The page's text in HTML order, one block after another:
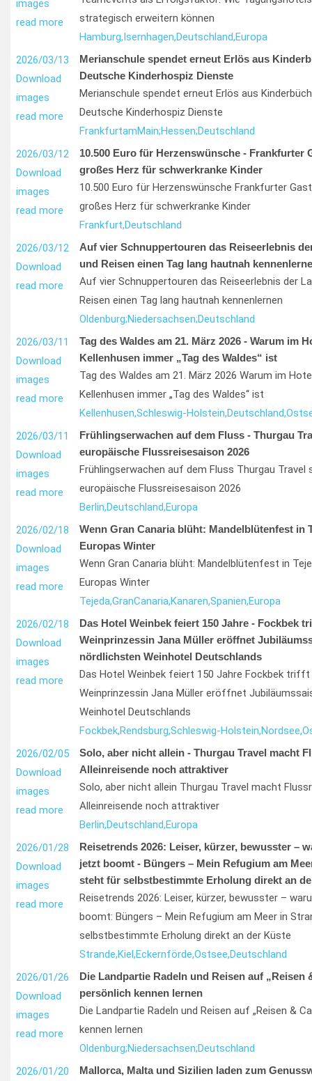
images
read more
strategisch erweitern können
Hamburg,Isernhagen,Deutschland,Europa
2026/03/13
Download
images
read more
Merianschule spendet erneut Erlös aus
Deutsche Kinderhospiz Dienste
Merianschule spendet erneut Erlös aus
Deutsche Kinderhospiz Dienste
FrankfurtamMain;Hessen;Deutschland
2026/03/12
Download
images
read more
10.500 Euro für Herzenswünsche - Frankfurter
großes Herz für schwerkranke Kinder
10.500 Euro für Herzenswünsche Frankfurter
großes Herz für schwerkranke Kinder
Frankfurt,Deutschland
2026/03/12
Download
read more
Auf vier Schnuppertouren das Reiseerlebnis
und Reisen einen Tag lang hautnah
Auf vier Schnuppertouren das Reiseerlebnis der
Reisen einen Tag lang hautnah kennenlernen
Oldenburg;Niedersachsen;Deutschland
2026/03/11
Download
images
read more
Tag des Waldes am 21. März 2026 - Warum im
Kellenhusen immer „Tag des Waldes“ ist
Tag des Waldes am 21. März 2026 Warum im
Kellenhusen immer „Tag des Waldes“ ist
Kellenhusen,Schleswig-Holstein,Deutschland,
2026/03/11
Download
images
read more
Frühlingserwachen auf dem Fluss - Thurgau
europäische Flussreisesaison 2026
Frühlingserwachen auf dem Fluss Thurgau Travel
europäische Flussreisesaison 2026
Berlin,Deutschland,Europa
2026/02/18
Download
images
read more
Wenn Gran Canaria blüht: Mandelblütenfest in
Europas Winter
Wenn Gran Canaria blüht: Mandelblütenfest in
Europas Winter
Tejeda,GranCanaria,Kanaren,Spanien,Europa
2026/02/18
Download
images
read more
Das Hotel Weinbek feiert 150 Jahre - Fockbek
Weinprinzessin Jana Müller eröffnet
nördlichsten Weinhotel Deutschlands
Das Hotel Weinbek feiert 150 Jahre Fockbek
Weinprinzessin Jana Müller eröffnet
Weinhotel Deutschlands
Fockbek,Rendsburg,Schleswig-Holstein,Nordsee,
2026/02/05
Download
images
read more
Solo, aber nicht allein - Thurgau Travel macht
Alleinreisende noch attraktiver
Solo, aber nicht allein Thurgau Travel macht
Alleinreisende noch attraktiver
Berlin,Deutschland,Europa
2026/01/28
Download
images
read more
Reisetrends 2026: Leiser, kürzer, bewusster –
jetzt boomt - Büngers – Mein Refugium am
steht für selbstbestimmte Erholung direkt an
Reisetrends 2026: Leiser, kürzer, bewusster –
boomt: Büngers – Mein Refugium am Meer in
selbstbestimmte Erholung direkt an der Küste
Strande,Kiel,Eckernförde,Ostsee,Deutschland
2026/01/26
Download
images
read more
Die Landpartie Radeln und Reisen auf „Reisen
persönlich kennen lernen
Die Landpartie Radeln und Reisen auf „Reisen &
kennen lernen
Oldenburg;Niedersachsen;Deutschland
2026/01/20
Mallorca, Malta und Sizilien laden zum